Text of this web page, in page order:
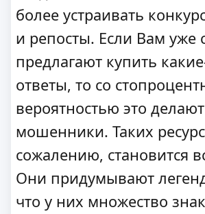
более устраивать
и репосты. Если Вам уже
предлагают купить
ответы, то со
вероятностью это делают
мошенники. Таких
сожалению, становится
Они придумывают
что у них множество